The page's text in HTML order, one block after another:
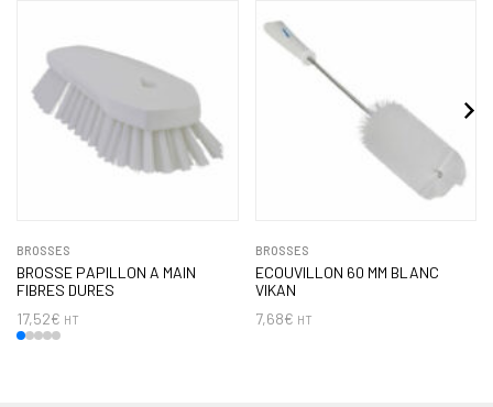
BROSSES
BROSSE PAPILLON A MAIN
FIBRES DURES
17,52€ HT
BROSSES
ECOUVILLON 60 MM BLANC
VIKAN
7,68€ HT